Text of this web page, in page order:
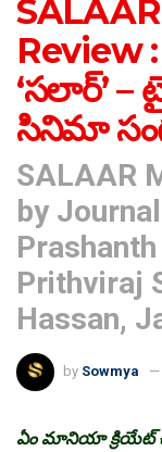
Review
‘స‌లార్’ –
సినిమా
SALAAR
by
Prithviraj
Hassan,
by Sowmya
ఏం మానియా క్రియేట్